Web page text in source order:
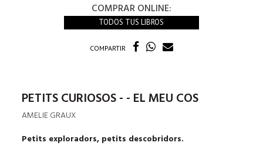
COMPRAR ONLINE:
TODOS TUS LIBROS
COMPARTIR
PETITS CURIOSOS - - EL MEU COS
AMELIE GRAUX
Petits exploradors, petits descobridors.